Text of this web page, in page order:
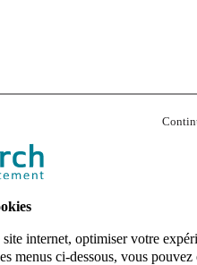
internet, optimiser votre
menus ci-dessous, vous